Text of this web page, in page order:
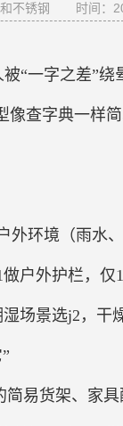
不锈钢 时间：
“一字之差”
像查字典一样
外环境（雨水
户外护栏，
场景选j2，干
易货架、家